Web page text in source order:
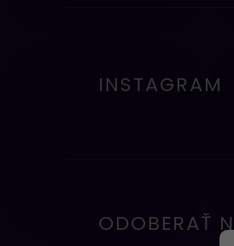
INSTAGRAM
ODOBERAŤ